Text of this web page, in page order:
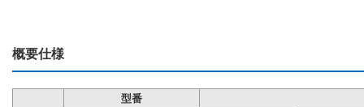
概要仕様
型番